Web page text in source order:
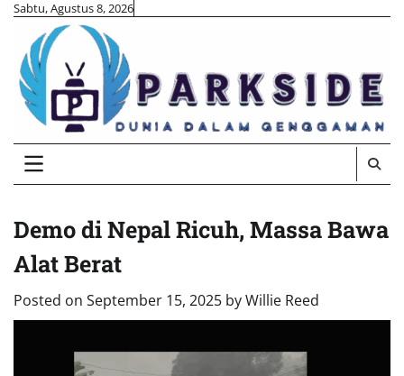
Skip
content
Sabtu, Agustus 8, 2026
Demo di Nepal Ricuh, Massa Bawa
Alat Berat
Posted on September 15, 2025 byWillie Reed